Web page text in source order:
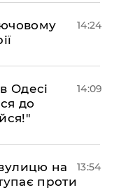
14:24
Одесі
до
14:09
на
проти
13:54